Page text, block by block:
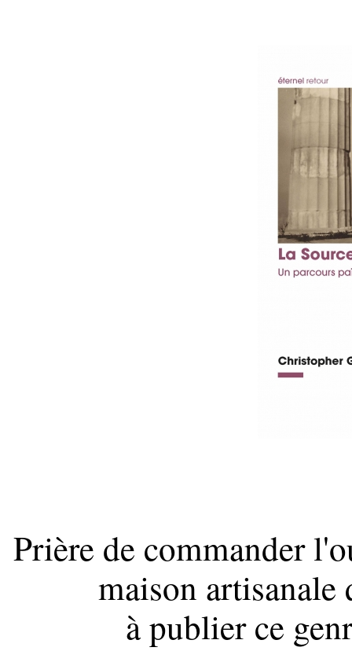
Prière de commander
maison
à publier ce